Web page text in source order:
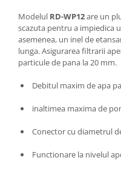
Depozitare si organizare
Freza de zapada
Echipamente de curatenie
Modelul RD-WP12are un
scazuta pentru a impiedica
asemenea, un inel de
lunga. Asigurarea filtrarii
particule de pana la 20 mm.
Debitul maxim de apa
inaltimea maxima de
Conector cu diametrul
Functionare la nivelul